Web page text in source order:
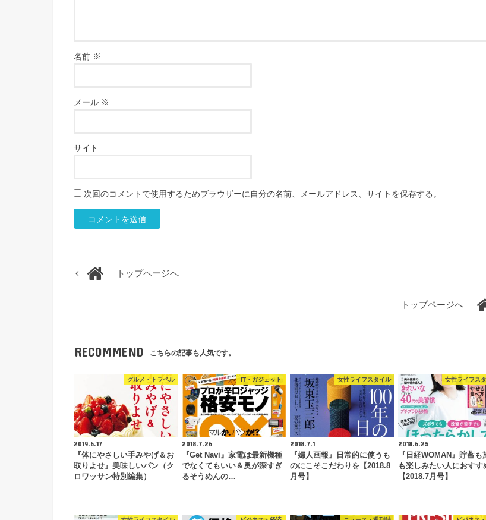
名前 ※
メール ※
サイト
次回のコメントで使用するためブラウザーに自分の名前、メールアドレス、サイトを保存する。
トップページへ
トップページへ
RECOMMEND こちらの記事も人気です。
グルメ・トラベル
2019.6.17
『体にやさしい手みやげ＆お
取りよせ』美味しいパン（ク
ロワッサン特別編集）
IT・ガジェット
2018.7.26
『Get Navi』家電は最新機種
でなくてもいい＆奥が深すぎ
るそうめんの…
女性ライフスタイル
2018.7.1
『婦人画報』日常的に使うも
のにこそこだわりを【2018.8
月号】
女性ライフス
2018.6.25
『日経WOMAN』貯蓄も
も楽しみたい人におすす
【2018.7月号】